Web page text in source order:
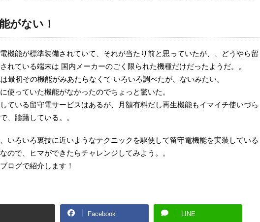
がない！
機能が標準装備されていて、それが当たり前と思っていたが、、どうやら留
れている端末は 国内メーカーのごく限られた機種だけだったようだ。。
最初その機能がみあたらなくて いろいろ調べたが、ないみたい。
使っていた機能がなかったのでちょっと驚いた。
ている留守電サービスはあるが、月額有料だし再生機能もイマイチ使いづら
、躊躇している。。
いろいろ裏技に近いようなテクニックを駆使して留守電機能を実装している
ので、ヒマができたらチャレンジしてみよう。。
ログで紹介します！
Facebook LINE